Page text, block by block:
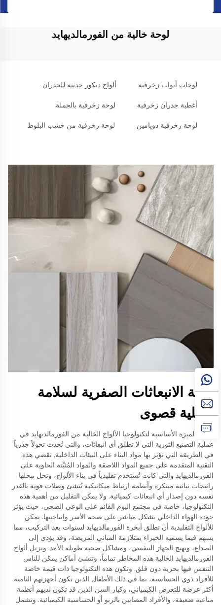
لوحة خالية من الفورمالديهايد
لوحات أبواب زخرفية ألواح ديكور حديثة للجدران
أغطية جدران زخرفية لوحة زخرفية بالجملة
لوحة زخرفية دوپامين لوحة زخرفية من خشب البلوط
تقنية الانبعاثات الصفرية لسلامة
داخلية قصوى
تتمثل الميزة الأساسية لتكنولوجيا الألواح الخالية من الفورمالديهايد في
عملية التصنيع الثورية التي لا تطلق أي انبعاثات، والتي تُحدث تحولاً جذرياً
في الطريقة التي تؤثر بها مواد البناء على البيئات الداخلية. تقضي هذه
التقنية المتقدمة على جميع المواد اللاصقة والمواد المُثبِّتة الحاوية على
الفورمالديهايد والتي كانت تُستخدم تقليدياً في بناء الألواح، وتحل محلها
راتنجات نباتية مبتكرة وأنظمة ارتباط ميكانيكية تُنشئ وصلات قوية بالقدر
نفسه دون إصدار أي انبعاثات كيميائية. ولا يمكن التقليل من أهمية هذه
التكنولوجيا، خاصة في مجتمع اليوم القائم على الوعي الصحي، حيث يؤثر
جودة الهواء الداخلي بشكل مباشر على صحة الأسر وإنتاجيتها. يمكن
للألواح التقليدية أن تطلق أبخرة الفورمالديهايد لسنوات بعد التركيب، مما
يسهم فيما يسميه الخبراء بمتلازمة المباني المريضة، وقد يؤدي إلى
الصداع، وتهيج الجهاز التنفسي، ومشاكل صحية طويلة الأمد. وتزيل ألواح
الفورمالديهايد الخالية هذه المخاطر تماماً، وتنشئ أماكن يمكن للناس
التنفس فيها بحرية دون قلق. وتكون هذه التكنولوجيا ذات قيمة خاصة
للأفراد ذوي الحساسية، بما في ذلك الأطفال الذين تكون أجهزتهم النامية
أكثر عرضة للتعرض الكيميائي، وكبار السن الذين قد تكون لديهم أنظمة
مناعية ضعيفة، والأفراد المصابين بالربو أو الحساسية الكيميائية. وتشمل